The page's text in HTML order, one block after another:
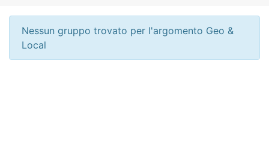
Nessun gruppo trovato per l'argomento Geo &
Local